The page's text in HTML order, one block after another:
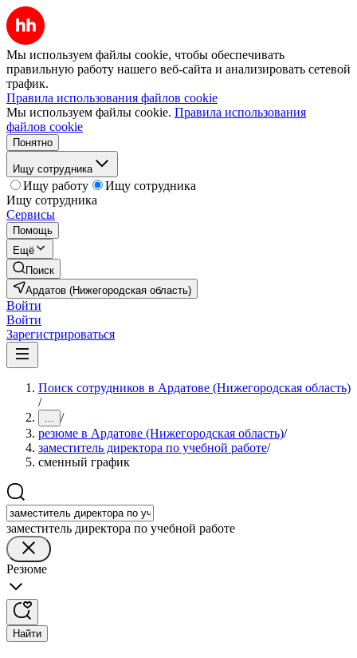
Мы используем файлы cookie, чтобы обеспечивать
правильную работу нашего веб-сайта и анализировать сетевой
трафик.
Правила использования файлов cookie
Мы используем файлы cookie. Правила использования
файлов cookie
Понятно
Ищу сотрудника
Ищу работу
Ищу сотрудника
Ищу сотрудника
Сервисы
Помощь
Ещё
Поиск
Ардатов (Нижегородская область)
Войти
Войти
Зарегистрироваться
Поиск сотрудников в Ардатове (Нижегородская область)
/
... /
резюме в Ардатове (Нижегородская область)/
заместитель директора по учебной работе/
сменный график
заместитель директора по учебной работе
Резюме
Найти